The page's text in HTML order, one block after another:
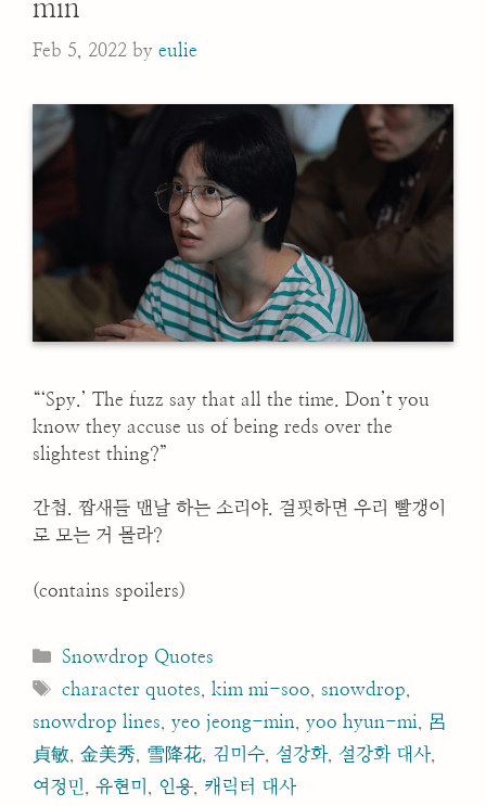
min
Feb 5, 2022 by eulie
“‘Spy.’ The fuzz say that all the time. Don’t you
know they accuse us of being reds over the
slightest thing?”
간첩. 짭새들 맨날 하는 소리야. 걸핏하면 우리 빨갱이
로 모는 거 몰라?
(contains spoilers)
Categories
Snowdrop Quotes
Tags
character quotes kim mi-soo ,snowdrop
snowdrop lines
yeo jeong-min yoo hyun-mi
呂
貞敏
金美秀 雪降花 김미수 설강화, 설강화 대사
여정민
유현미 인용
캐릭터 대사